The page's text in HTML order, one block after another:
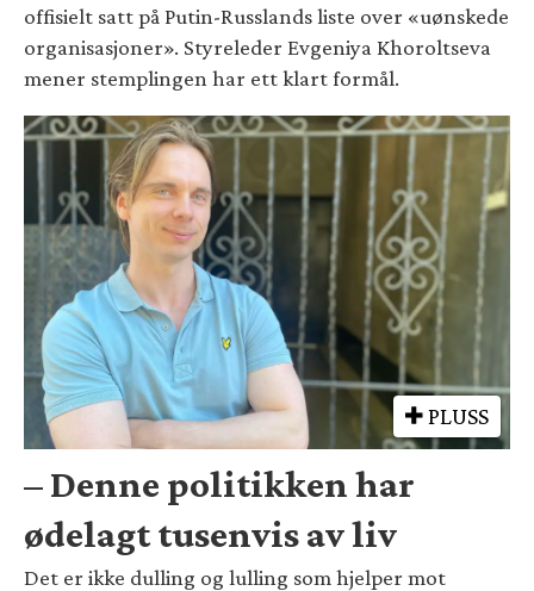
offisielt satt på Putin-Russlands liste over «uønskede
organisasjoner». Styreleder Evgeniya Khoroltseva
mener stemplingen har ett klart formål.
PLUSS
– Denne politikken har
ødelagt tusenvis av liv
Det er ikke dulling og lulling som hjelper mot